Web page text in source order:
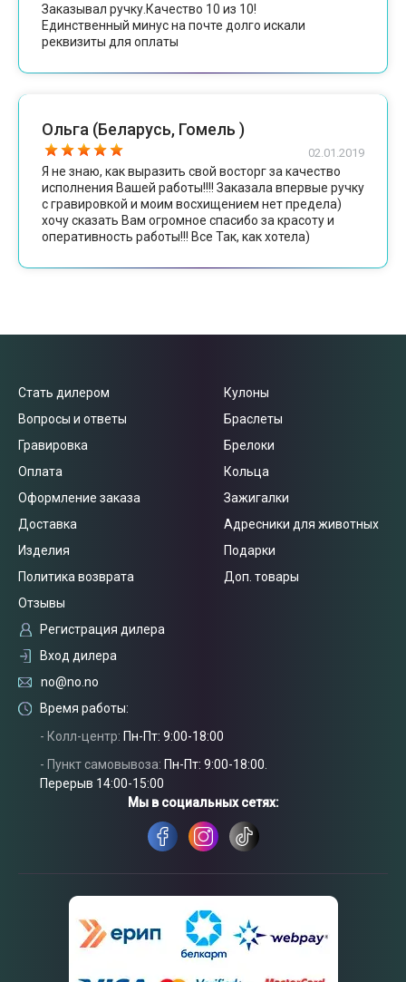
Заказывал ручку.Качество 10 из 10!
Единственный минус на почте долго искали
реквизиты для оплаты
Ольга (Беларусь, Гомель )
02.01.2019
Я не знаю, как выразить свой восторг за качество
исполнения Вашей работы!!!! Заказала впервые ручку
с гравировкой и моим восхищением нет предела)
хочу сказать Вам огромное спасибо за красоту и
оперативность работы!!! Все Так, как хотела)
Стать дилером
Вопросы и ответы
Гравировка
Оплата
Оформление заказа
Доставка
Изделия
Политика возврата
Отзывы
Регистрация дилера
Вход дилера
Кулоны
Браслеты
Брелоки
Кольца
Зажигалки
Адресники для животных
Подарки
Доп. товары
no@no.no
Время работы:
- Колл-центр: Пн-Пт: 9:00-18:00
- Пункт самовывоза: Пн-Пт: 9:00-18:00.
Перерыв 14:00-15:00
Мы в социальных сетях: